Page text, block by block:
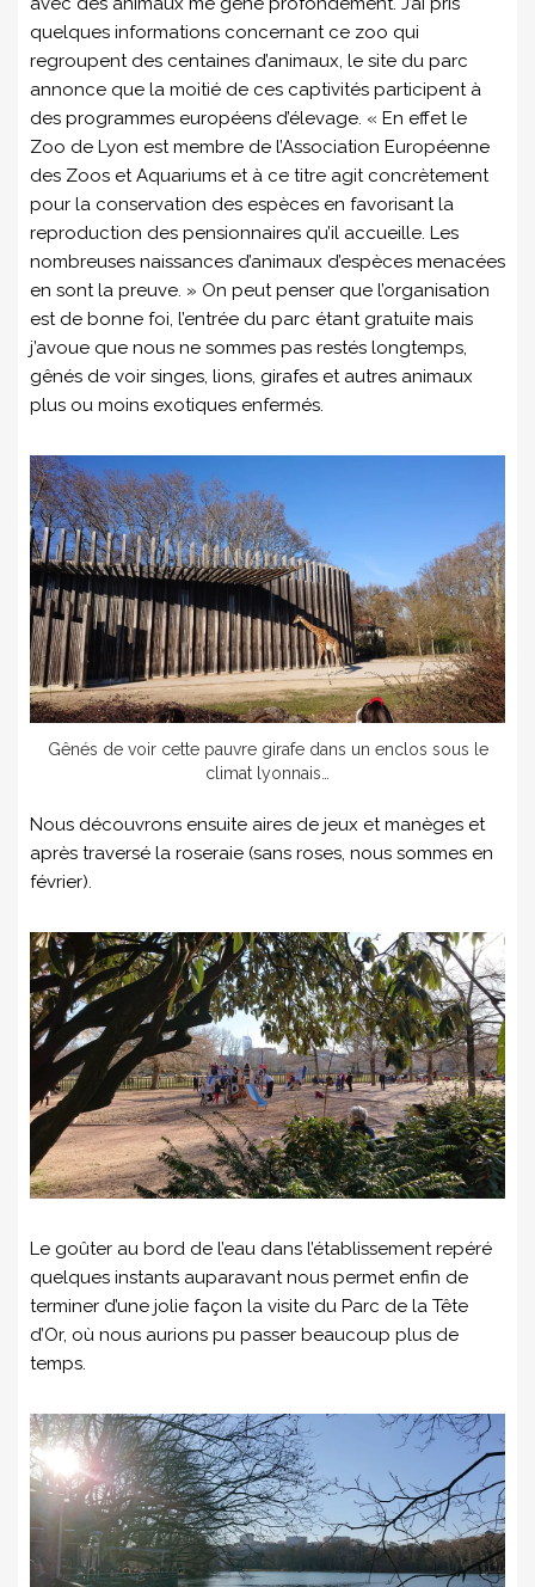
quelques informations concernant ce zoo qui
regroupent des centaines d’animaux, le site du parc
annonce que la moitié de ces captivités participent à
des programmes européens d’élevage. « En effet le
Zoo de Lyon est membre de l’Association Européenne
des Zoos et Aquariums et à ce titre agit concrètement
pour la conservation des espèces en favorisant la
reproduction des pensionnaires qu’il accueille. Les
nombreuses naissances d’animaux d’espèces menacées
en sont la preuve. » On peut penser que l’organisation
est de bonne foi, l’entrée du parc étant gratuite mais
j’avoue que nous ne sommes pas restés longtemps,
gênés de voir singes, lions, girafes et autres animaux
plus ou moins exotiques enfermés.
Gênés de voir cette pauvre girafe dans un enclos sous le
climat lyonnais…
Nous découvrons ensuite aires de jeux et manèges et
après traversé la roseraie (sans roses, nous sommes en
février).
Le goûter au bord de l’eau dans l’établissement repéré
quelques instants auparavant nous permet enfin de
terminer d’une jolie façon la visite du Parc de la Tête
d’Or, où nous aurions pu passer beaucoup plus de
temps.